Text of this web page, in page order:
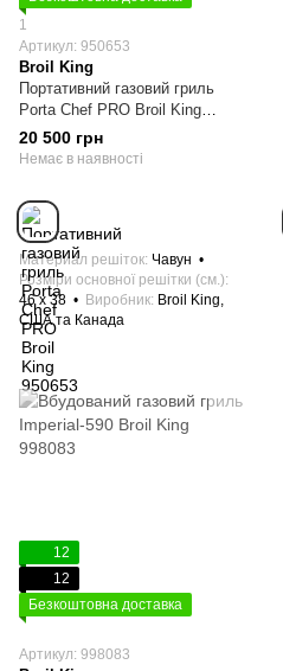
1
Артикул: 950653
Broil King
Портативний газовий гриль
Porta Chef PRO Broil King
950653
20 500 грн
Немає в наявності
Материал решіток Чавун
Розміри основної решітки (см.)
46 х 38
Виробник Broil King,
США та Канада
12
12
Безкоштовна доставка
Артикул: 998083